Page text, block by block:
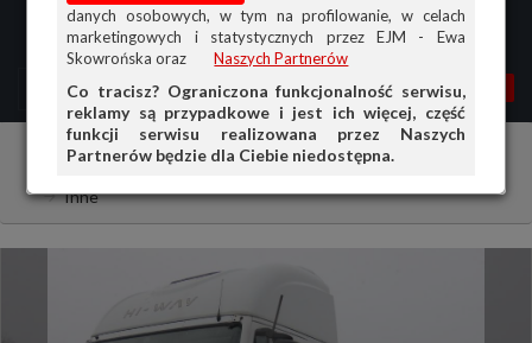
danych osobowych, w tym na profilowanie, w celach
marketingowych i statystycznych przez EJM - Ewa
Skowrońska oraz
Naszych Partnerów
Co tracisz? Ograniczona funkcjonalność serwisu,
reklamy są przypadkowe i jest ich więcej, część
funkcji serwisu realizowana przez Naszych
Partnerów będzie dla Ciebie niedostępna.
MENU MOJA AG
PRZEGLĄD
KOSZYK
HISTORIA
Samochody ciężarowe i dostawcze Iveco
Inne